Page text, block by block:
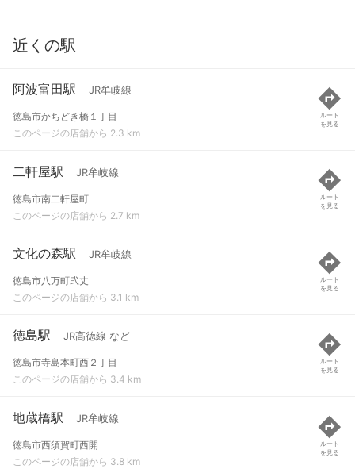
近くの駅
阿波富田駅 JR牟岐線
徳島市かちどき橋１丁目
このページの店舗から 2.3 km
ルート
を見る
二軒屋駅 JR牟岐線
徳島市南二軒屋町
このページの店舗から 2.7 km
ルート
を見る
文化の森駅 JR牟岐線
徳島市八万町弐丈
このページの店舗から 3.1 km
ルート
を見る
徳島駅 JR高徳線 など
徳島市寺島本町西２丁目
このページの店舗から 3.4 km
ルート
を見る
地蔵橋駅 JR牟岐線
徳島市西須賀町西開
このページの店舗から 3.8 km
ルート
を見る